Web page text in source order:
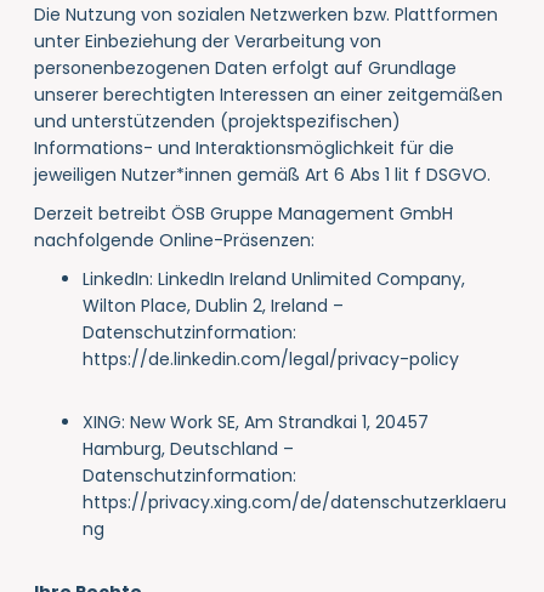
Die Nutzung von sozialen Netzwerken bzw. Plattformen
unter Einbeziehung der Verarbeitung von
personenbezogenen Daten erfolgt auf Grundlage
unserer berechtigten Interessen an einer zeitgemäßen
und unterstützenden (projektspezifischen)
Informations- und Interaktionsmöglichkeit für die
jeweiligen Nutzer*innen gemäß Art 6 Abs 1 lit f DSGVO.
Derzeit betreibt ÖSB Gruppe Management GmbH
nachfolgende Online-Präsenzen:
LinkedIn: LinkedIn Ireland Unlimited Company,
Wilton Place, Dublin 2, Ireland –
Datenschutzinformation:
https://de.linkedin.com/legal/privacy-policy
XING: New Work SE, Am Strandkai 1, 20457
Hamburg, Deutschland –
Datenschutzinformation:
https://privacy.xing.com/de/datenschutzerklaeru
ng